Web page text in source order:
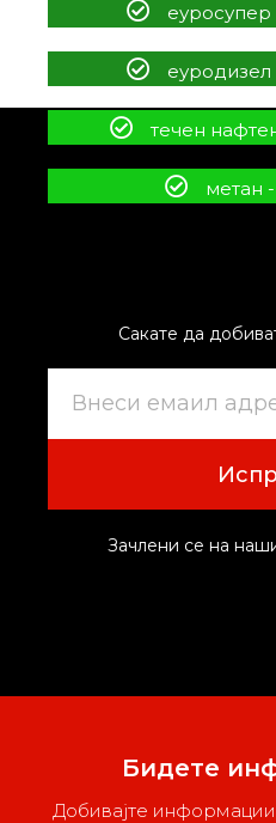
течен
метан
Сакате да
Зачлени се на
Бидете
Добивајте